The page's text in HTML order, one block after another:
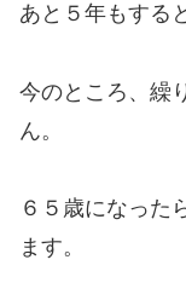
あと５年もする
今のところ、繰
ん。
６５歳になった
ます。